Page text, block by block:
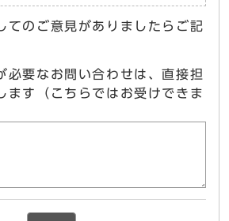
てのご意見がありましたらご記
必要なお問い合わせは、直接担
ます（こちらではお受けできま